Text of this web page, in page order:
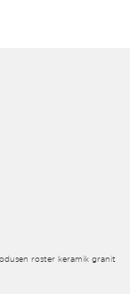
roster keramik granit